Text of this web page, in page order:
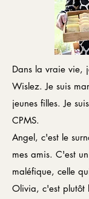
Dans la vraie vie,
Wislez. Je suis
jeunes filles. Je
CPMS.
Angel, c'est le
mes amis. C'est
maléfique, celle
Olivia, c'est plutôt